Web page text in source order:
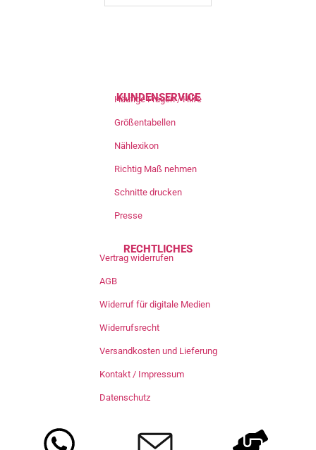
KUNDENSERVICE
Häufige Fragen / Hilfe
Größentabellen
Nählexikon
Richtig Maß nehmen
Schnitte drucken
Presse
RECHTLICHES
Vertrag widerrufen
AGB
Widerruf für digitale Medien
Widerrufsrecht
Versandkosten und Lieferung
Kontakt / Impressum
Datenschutz